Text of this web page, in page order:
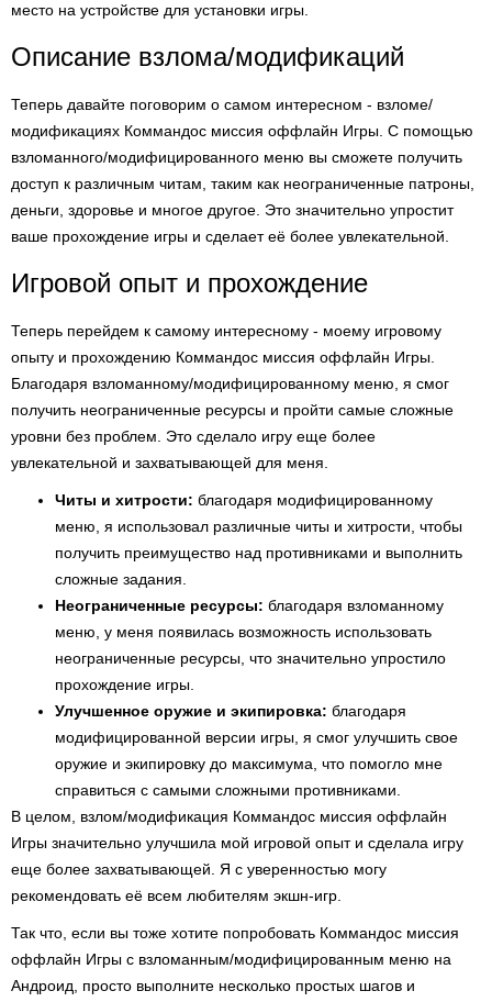
место на устройстве для установки игры.
Описание взлома/модификаций
Теперь давайте поговорим о самом интересном - взломе/
модификациях Коммандос миссия оффлайн Игры. С помощью
взломанного/модифицированного меню вы сможете получить
доступ к различным читам, таким как неограниченные патроны,
деньги, здоровье и многое другое. Это значительно упростит
ваше прохождение игры и сделает её более увлекательной.
Игровой опыт и прохождение
Теперь перейдем к самому интересному - моему игровому
опыту и прохождению Коммандос миссия оффлайн Игры.
Благодаря взломанному/модифицированному меню, я смог
получить неограниченные ресурсы и пройти самые сложные
уровни без проблем. Это сделало игру еще более
увлекательной и захватывающей для меня.
Читы и хитрости: благодаря модифицированному
меню, я использовал различные читы и хитрости, чтобы
получить преимущество над противниками и выполнить
сложные задания.
Неограниченные ресурсы: благодаря взломанному
меню, у меня появилась возможность использовать
неограниченные ресурсы, что значительно упростило
прохождение игры.
Улучшенное оружие и экипировка: благодаря
модифицированной версии игры, я смог улучшить свое
оружие и экипировку до максимума, что помогло мне
справиться с самыми сложными противниками.
В целом, взлом/модификация Коммандос миссия оффлайн
Игры значительно улучшила мой игровой опыт и сделала игру
еще более захватывающей. Я с уверенностью могу
рекомендовать её всем любителям экшн-игр.
Так что, если вы тоже хотите попробовать Коммандос миссия
оффлайн Игры с взломанным/модифицированным меню на
Андроид, просто выполните несколько простых шагов и